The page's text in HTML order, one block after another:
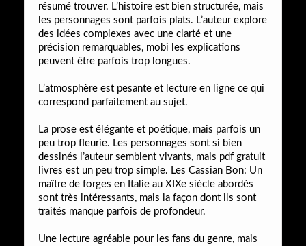
résumé trouver. L’histoire est bien structurée, mais
les personnages sont parfois plats. L’auteur explore
des idées complexes avec une clarté et une
précision remarquables, mobi les explications
peuvent être parfois trop longues.
L’atmosphère est pesante et lecture en ligne ce qui
correspond parfaitement au sujet.
La prose est élégante et poétique, mais parfois un
peu trop fleurie. Les personnages sont si bien
dessinés l’auteur semblent vivants, mais pdf gratuit
livres est un peu trop simple. Les Cassian Bon: Un
maître de forges en Italie au XIXe siècle abordés
sont très intéressants, mais la façon dont ils sont
traités manque parfois de profondeur.
Une lecture agréable pour les fans du genre, mais